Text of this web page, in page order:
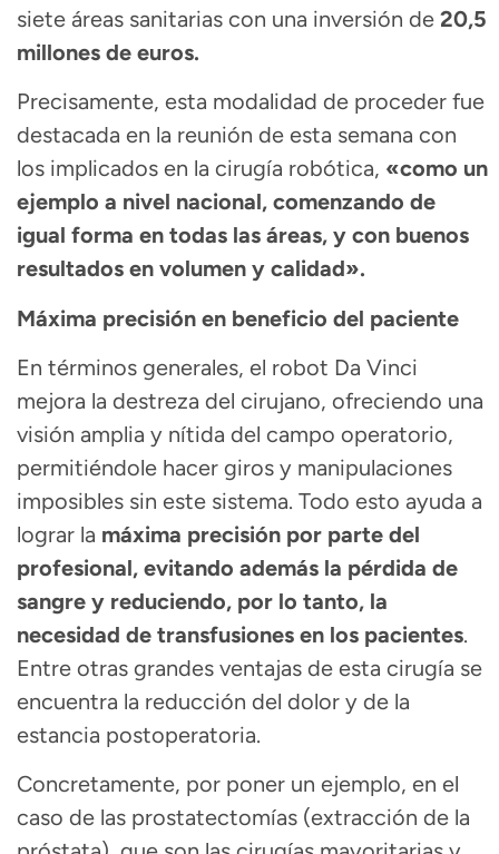
siete áreas sanitarias con una inversión de 20,5
millones de euros.
Precisamente, esta modalidad de proceder fue
destacada en la reunión de esta semana con
los implicados en la cirugía robótica, «como un
ejemplo a nivel nacional, comenzando de
igual forma en todas las áreas, y con buenos
resultados en volumen y calidad».
Máxima precisión en beneficio del paciente
En términos generales, el robot Da Vinci
mejora la destreza del cirujano, ofreciendo una
visión amplia y nítida del campo operatorio,
permitiéndole hacer giros y manipulaciones
imposibles sin este sistema. Todo esto ayuda a
lograr la máxima precisión por parte del
profesional, evitando además la pérdida de
sangre y reduciendo, por lo tanto, la
necesidad de transfusiones en los pacientes.
Entre otras grandes ventajas de esta cirugía se
encuentra la reducción del dolor y de la
estancia postoperatoria.
Concretamente, por poner un ejemplo, en el
caso de las prostatectomías (extracción de la